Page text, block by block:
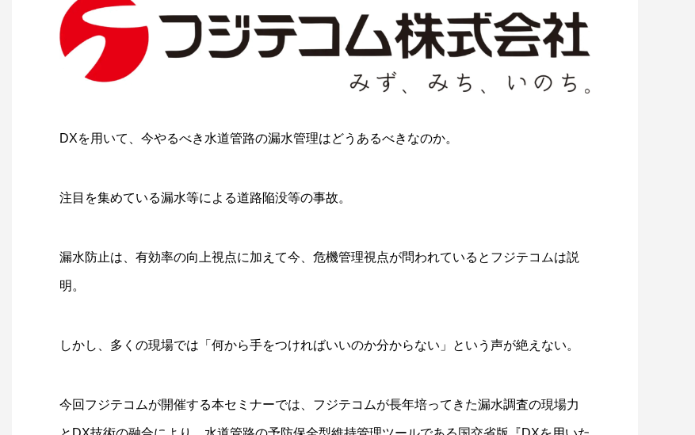
DXを用いて、今やるべき水道管路の漏水管理はどうあるべきなのか。
注目を集めている漏水等による道路陥没等の事故。
漏水防止は、有効率の向上視点に加えて今、危機管理視点が問われているとフジテコムは説
明。
しかし、多くの現場では「何から手をつければいいのか分からない」という声が絶えない。
今回フジテコムが開催する本セミナーでは、フジテコムが長年培ってきた漏水調査の現場力